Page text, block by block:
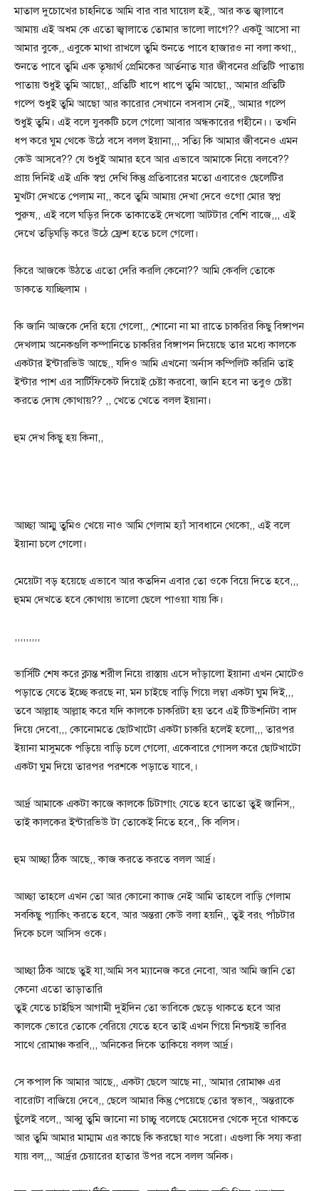
মাতাল দুচোখের চাহনিতে আমি বার বার ঘায়েল হই,, আর কত জ্বালাবে
আমায় এই অধম কে এতো জ্বালাতে তোমার ভালো লাগে?? একটু আসো না
আমার বুকে,, এবুকে মাথা রাখলে তুমি শুনতে পাবে হাজারও না বলা কথা,,
শুনতে পাবে তুমি এক তৃষ্ণার্থ প্রেমিকের আর্তনাত যার জীবনের প্রতিটি পাতায়
পাতায় শুধুই তুমি আছো,, প্রতিটি ধাপে ধাপে তুমি আছো,, আমার প্রতিটি
গল্পে শুধুই তুমি আছো আর কারোর সেখানে বসবাস নেই,, আমার গল্পে
শুধুই তুমি। এই বলে যুবকটি চলে গেলো আবার অন্ধকারের গহীনে।। তখনি
ধপ করে ঘুম থেকে উঠে বসে বলল ইয়ানা,,, সত্যি কি আমার জীবনেও এমন
কেউ আসবে?? যে শুধুই আমার হবে আর এভাবে আমাকে নিয়ে বলবে??
প্রায় দিনিই এই একি স্বপ্ন দেখি কিন্তু প্রতিবারের মতো এবারেও ছেলেটির
মুখটা দেখতে পেলাম না,, কবে তুমি আমায় দেখা দেবে ওগো মোর স্বপ্ন
পুরুষ,, এই বলে ঘড়ির দিকে তাকাতেই দেখলো আটটার বেশি বাজে,,, এই
দেখে তড়িঘড়ি করে উঠে ফ্রেশ হতে চলে গেলো।
কিরে আজকে উঠতে এতো দেরি করলি কেনো?? আমি কেবলি তোকে
ডাকতে যাচ্ছিলাম ।
কি জানি আজকে দেরি হয়ে গেলো,, শোনো না মা রাতে চাকরির কিছু বিঙ্গাপন
দেখলাম অনেকগুলি কম্পানিতে চাকরির বিঙ্গাপন দিয়েছে তার মধ্যে কালকে
একটার ইন্টারভিউ আছে,, যদিও আমি এখনো অর্নাস কম্পিলিট করিনি তাই
ইন্টার পাশ এর সার্টিফিকেট দিয়েই চেষ্টা করবো, জানি হবে না তবুও চেষ্টা
করতে দোষ কোথায়?? ,, খেতে খেতে বলল ইয়ানা।
হুম দেখ কিছু হয় কিনা,,
আচ্ছা আম্মু তুমিও খেয়ে নাও আমি গেলাম হ্যাঁ সাবধানে থেকো,, এই বলে
ইয়ানা চলে গেলো।
মেয়েটা বড় হয়েছে এভাবে আর কতদিন এবার তো ওকে বিয়ে দিতে হবে,,,
হুমম দেখতে হবে কোথায় ভালো ছেলে পাওয়া যায় কি।
,,,,,,,,,
ভার্সিটি শেষ করে ক্লান্ত শরীল নিয়ে রাস্তায় এসে দাঁড়ালো ইয়ানা এখন মোটেও
পড়াতে যেতে ইচ্ছে করছে না, মন চাইছে বাড়ি গিয়ে লম্বা একটা ঘুম দিই,,,
তবে আল্লাহ আল্লাহ করে যদি কালকে চাকরিটা হয় তবে এই টিউশনিটা বাদ
দিয়ে দেবো,,, কোনোমতে ছোটখাটো একটা চাকরি হলেই হলো,,, তারপর
ইয়ানা মাসুমকে পড়িয়ে বাড়ি চলে গেলো, একেবারে গোসল করে ছোটখাটো
একটা ঘুম দিয়ে তারপর পরশকে পড়াতে যাবে,।
আর্দ্র আমাকে একটা কাজে কালকে চিটাগাং যেতে হবে তাতো তুই জানিস,,
তাই কালকের ইন্টারভিউ টা তোকেই নিতে হবে,, কি বলিস।
হুম আচ্ছা ঠিক আছে,, কাজ করতে করতে বলল আর্দ্র।
আচ্ছা তাহলে এখন তো আর কোনো কাাজ নেই আমি তাহলে বাড়ি গেলাম
সবকিছু প্যাকিং করতে হবে, আর অন্তরা কেউ বলা হয়নি,, তুই বরং পাঁচটার
দিকে চলে আসিস ওকে।
আচ্ছা ঠিক আছে তুই যা,আমি সব ম্যানেজ করে নেবো, আর আমি জানি তো
কেনো এতো তাড়াতারি
তুই যেতে চাইছিস আগামী দুইদিন তো ভাবিকে ছেড়ে থাকতে হবে আর
কালকে ভোরে তোকে বেরিয়ে যেতে হবে তাই এখন গিয়ে নিশ্চয়ই ভাবির
সাথে রোমাঞ্চ করবি,,, অনিকের দিকে তাকিয়ে বলল আর্দ্র।
সে কপাল কি আমার আছে,, একটা ছেলে আছে না,, আমার রোমাঞ্চ এর
বারোটা বাজিয়ে দেবে,, ছেলে আমার কিন্তু পেয়েছে তোর স্বভাব,, অন্তরাকে
ছুঁলেই বলে,, আব্বু তুমি জানো না চাচ্চু বলেছে মেয়েদের থেকে দূরে থাকতে
আর তুমি আমার মাম্মাম এর কাছে কি করছো যাও সরো। এগুলা কি সয্য করা
যায় বল,,, আর্দ্রর চেয়ারের হাতার উপর বসে বলল অনিক।